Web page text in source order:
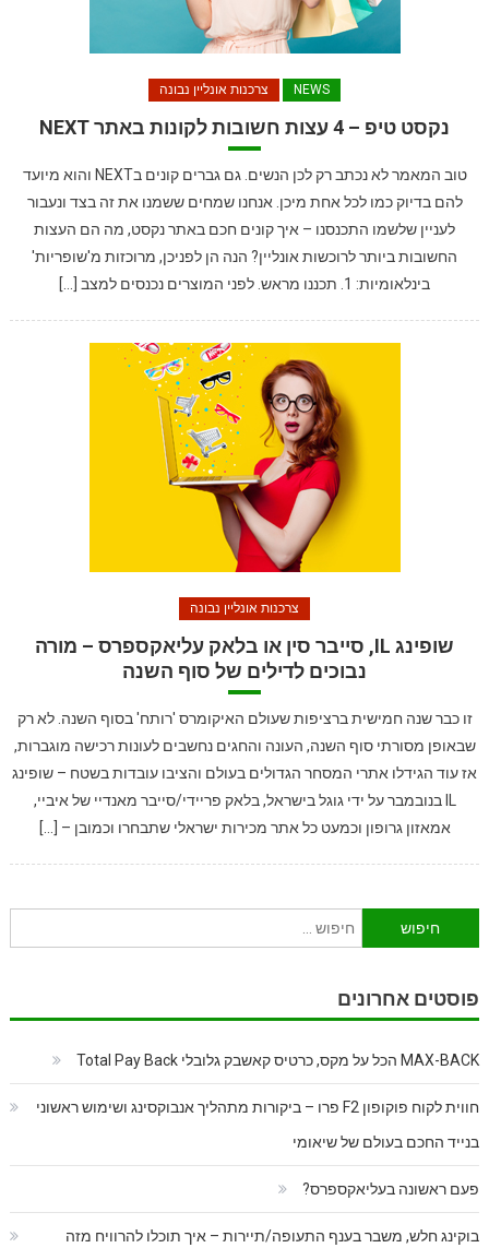
NEWS צרכנות אונליין נבונה
נקסט טיפ – 4 עצות חשובות לקונות באתר NEXT
טוב המאמר לא נכתב רק לכן הנשים. גם גברים קונים בNEXT והוא מיועד
להם בדיוק כמו לכל אחת מיכן. אנחנו שמחים ששמנו את זה בצד ונעבור
לעניין שלשמו התכנסנו – איך קונים חכם באתר נקסט, מה הם העצות
החשובות ביותר לרוכשות אונליין? הנה הן לפניכן, מרוכזות מ'שופריות'
בינלאומיות: 1. תכננו מראש. לפני המוצרים נכנסים למצב […]
צרכנות אונליין נבונה
שופינג IL, סייבר סין או בלאק עליאקספרס – מורה
נבוכים לדילים של סוף השנה
זו כבר שנה חמישית ברציפות שעולם האיקומרס 'רותח' בסוף השנה. לא רק
שבאופן מסורתי סוף השנה, העונה והחגים נחשבים לעונות רכישה מוגברות,
אז עוד הגידלו אתרי המסחר הגדולים בעולם והציבו עובדות בשטח – שופינג
IL בנובמבר על ידי גוגל בישראל, בלאק פריידי/סייבר מאנדיי של איביי,
אמאזון גרופון וכמעט כל אתר מכירות ישראלי שתבחרו וכמובן – […]
פוסטים אחרונים
MAX-BACK הכל על מקס, כרטיס קאשבק גלובלי Total Pay Back
חווית לקוח פוקופון F2 פרו – ביקורות מתהליך אנבוקסינג ושימוש ראשוני
בנייד החכם בעולם של שיאומי
פעם ראשונה בעליאקספרס?
בוקינג חלש, משבר בענף התעופה/תיירות – איך תוכלו להרוויח מזה